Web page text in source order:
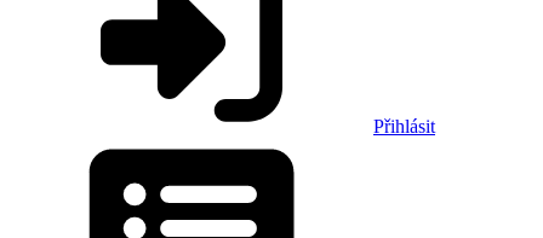
Přihlásit